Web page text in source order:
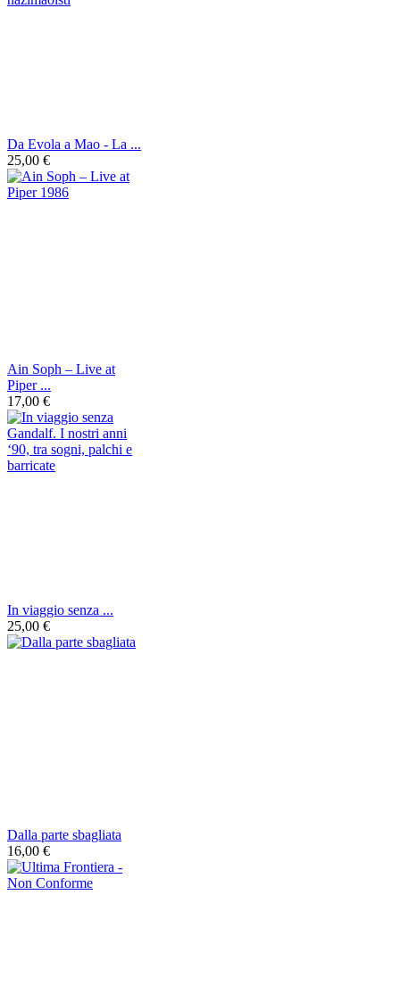
Da Evola a Mao - La ...
25,00 €
Ain Soph – Live at
Piper ...
17,00 €
In viaggio senza ...
25,00 €
Dalla parte sbagliata
16,00 €